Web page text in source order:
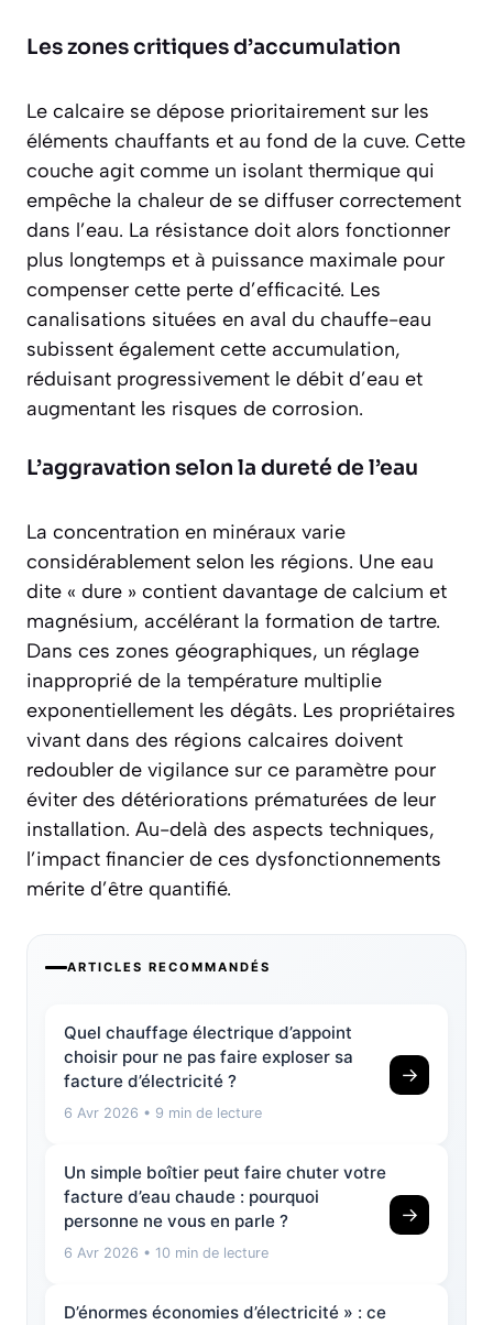
Les zones critiques d’accumulation
Le calcaire se dépose prioritairement sur les
éléments chauffants et au fond de la cuve. Cette
couche agit comme un isolant thermique qui
empêche la chaleur de se diffuser correctement
dans l’eau. La résistance doit alors fonctionner
plus longtemps et à puissance maximale pour
compenser cette perte d’efficacité. Les
canalisations situées en aval du chauffe-eau
subissent également cette accumulation,
réduisant progressivement le débit d’eau et
augmentant les risques de corrosion.
L’aggravation selon la dureté de l’eau
La concentration en minéraux varie
considérablement selon les régions. Une eau
dite « dure » contient davantage de calcium et
magnésium, accélérant la formation de tartre.
Dans ces zones géographiques, un réglage
inapproprié de la température multiplie
exponentiellement les dégâts. Les propriétaires
vivant dans des régions calcaires doivent
redoubler de vigilance sur ce paramètre pour
éviter des détériorations prématurées de leur
installation. Au-delà des aspects techniques,
l’impact financier de ces dysfonctionnements
mérite d’être quantifié.
ARTICLES RECOMMANDÉS
Quel chauffage électrique d’appoint
choisir pour ne pas faire exploser sa
facture d’électricité ?
6 Avr 2026 • 9 min de lecture
→
Un simple boîtier peut faire chuter votre
facture d’eau chaude : pourquoi
personne ne vous en parle ?
6 Avr 2026 • 10 min de lecture
→
D’énormes économies d’électricité » : ce